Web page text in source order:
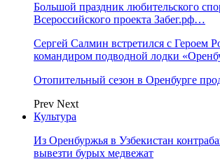
Большой праздник любительского
Всероссийского проекта Забег.рф…
Сергей Салмин встретился с Героем
командиром подводной лодки
Отопительный сезон в Оренбурге
Prev Next
Культура
Из Оренбуржья в Узбекистан
вывезти бурых медвежат